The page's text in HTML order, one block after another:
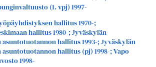
(1. vpj) 1997-
hallitus 1970-;
hallitus 1980-; Jyväskylän
hallitus 1993-; Jyväskylän
hallitus (pj) 1998-; Vapo
1998-